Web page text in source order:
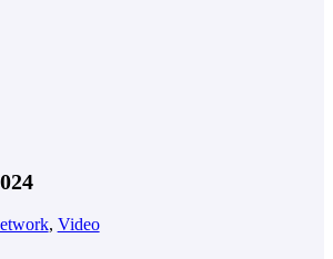
, Video